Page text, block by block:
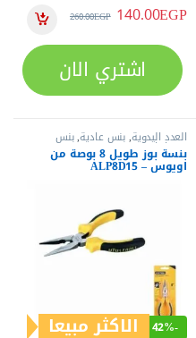
140.00EGP
260.00EGP
اشتري الان
العدد اليدوية,بنس عادية,بنس
وقصافات بنسة بوز طويل 8 بوصة من
اويوس – ALP8D15
-
42% الاكثر مبيعا